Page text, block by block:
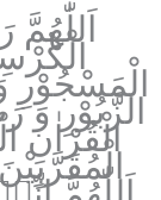
الْمَسْجُوْرِ
الزَّبُوْرِ